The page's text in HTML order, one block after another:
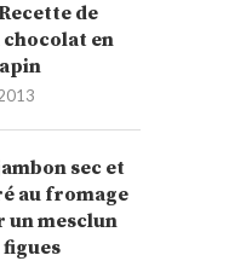
de
en
sec et
au fromage
un mesclun
figues